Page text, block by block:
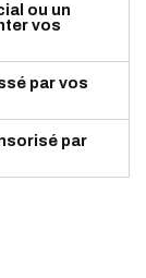
ou un
vos
par vos
par